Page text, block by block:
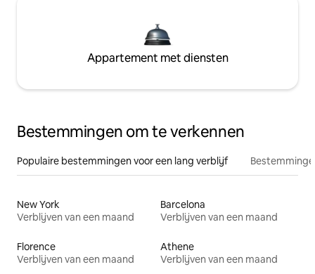
Appartement met diensten
Bestemmingen om te verkennen
Populaire bestemmingen voor een lang verblijf
New York
Verblijven van een maand
Barcelona
Verblijven van een maand
Florence
Verblijven van een maand
Athene
Verblijven van een maand